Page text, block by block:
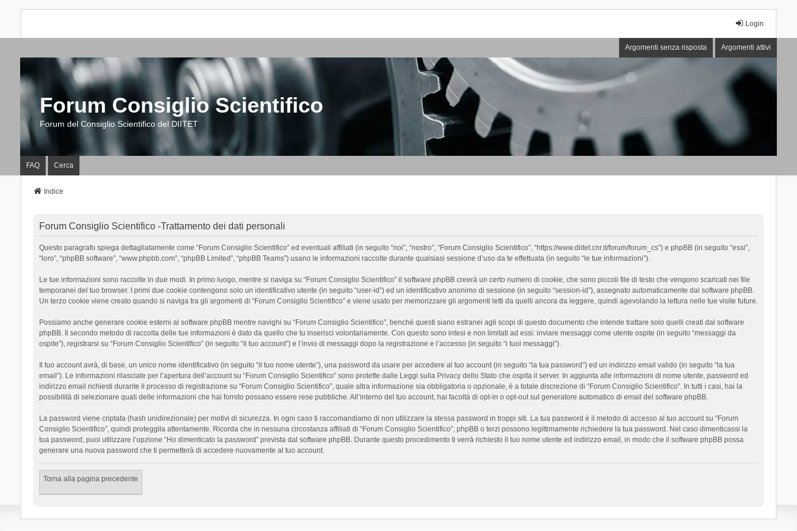
Login
Argomenti senza risposta Argomenti attivi
Forum Consiglio Scientifico
Forum del Consiglio Scientifico del DIITET
FAQ Cerca
Indice
Forum Consiglio Scientifico -Trattamento dei dati personali
Questo paragrafo spiega dettagliatamente come “Forum Consiglio Scientifico” ed eventuali affiliati (in seguito “noi”, “nostro”, “Forum Consiglio Scientifico”, “https://www.diitet.cnr.it/forum/forum_cs”) e phpBB (in seguito “essi”,
“loro”, “phpBB software”, “www.phpbb.com”, “phpBB Limited”, “phpBB Teams”) usano le informazioni raccolte durante qualsiasi sessione d’uso da te effettuata (in seguito “le tue informazioni”).
Le tue informazioni sono raccolte in due modi. In primo luogo, mentre si naviga su “Forum Consiglio Scientifico” il software phpBB creerà un certo numero di cookie, che sono piccoli file di testo che vengono scaricati nei file
temporanei del tuo browser. I primi due cookie contengono solo un identificativo utente (in seguito “user-id”) ed un identificativo anonimo di sessione (in seguito “session-id”), assegnato automaticamente dal software phpBB.
Un terzo cookie viene creato quando si naviga tra gli argomenti di “Forum Consiglio Scientifico” e viene usato per memorizzare gli argomenti letti da quelli ancora da leggere, quindi agevolando la lettura nelle tue visite future.
Possiamo anche generare cookie esterni al software phpBB mentre navighi su “Forum Consiglio Scientifico”, benché questi siano estranei agli scopi di questo documento che intende trattare solo quelli creati dal software
phpBB. Il secondo metodo di raccolta delle tue informazioni è dato da quello che tu inserisci volontariamente. Con questo sono intesi e non limitati ad essi: inviare messaggi come utente ospite (in seguito “messaggi da
ospite”), registrarsi su “Forum Consiglio Scientifico” (in seguito “il tuo account”) e l’invio di messaggi dopo la registrazione e l’accesso (in seguito “i tuoi messaggi”).
Il tuo account avrà, di base, un unico nome identificativo (in seguito “il tuo nome utente”), una password da usare per accedere al tuo account (in seguito “la tua password”) ed un indirizzo email valido (in seguito “la tua
email”). Le informazioni rilasciate per l’apertura dell’account su “Forum Consiglio Scientifico” sono protette dalle Leggi sulla Privacy dello Stato che ospita il server. In aggiunta alle informazioni di nome utente, password ed
indirizzo email richiesti durante il processo di registrazione su “Forum Consiglio Scientifico”, quale altra informazione sia obbligatoria o opzionale, è a totale discrezione di “Forum Consiglio Scientifico”. In tutti i casi, hai la
possibilità di selezionare quali delle informazioni che hai fornito possano essere rese pubbliche. All’interno del tuo account, hai facoltà di opt-in o opt-out sul generatore automatico di email del software phpBB.
La password viene criptata (hash unidirezionale) per motivi di sicurezza. In ogni caso ti raccomandiamo di non utilizzare la stessa password in troppi siti. La tua password è il metodo di accesso al tuo account su “Forum
Consiglio Scientifico”, quindi proteggila attentamente. Ricorda che in nessuna circostanza affiliati di “Forum Consiglio Scientifico”, phpBB o terzi possono legittimamente richiedere la tua password. Nel caso dimenticassi la
tua password, puoi utilizzare l’opzione “Ho dimenticato la password” prevista dal software phpBB. Durante questo procedimento ti verrà richiesto il tuo nome utente ed indirizzo email, in modo che il software phpBB possa
generare una nuova password che ti permetterà di accedere nuovamente al tuo account.
Torna alla pagina precedente